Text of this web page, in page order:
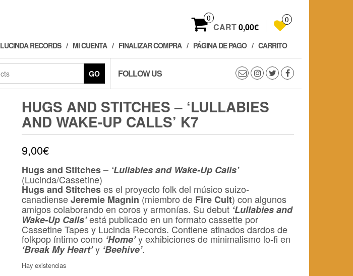
0
CART0,00€
0
LUCINDA RECORDS MI CUENTA FINALIZAR COMPRA PÁGINA DE PAGO CARRITO
GO FOLLOW US
HUGS AND STITCHES – ‘LULLABIES
AND WAKE-UP CALLS’ K7
9,00€
Hugs and Stitches – ‘Lullabies and Wake-Up Calls’
(Lucinda/Cassetine)
Hugs and Stitcheses el proyecto folk del músico suizo-
canadienseJeremie Magnin(miembro de Fire Cult) con algunos
amigos colaborando en coros y armonías. Su debut ‘Lullabies and
Wake-Up Calls’está publicado en un formato cassette por
Cassetine Tapes y Lucinda Records. Contiene atinados dardos de
folkpop íntimo como ‘Home’y exhibiciones de minimalismo lo-fi en
‘Break My Heart’y ‘Beehive’.
Hay existencias